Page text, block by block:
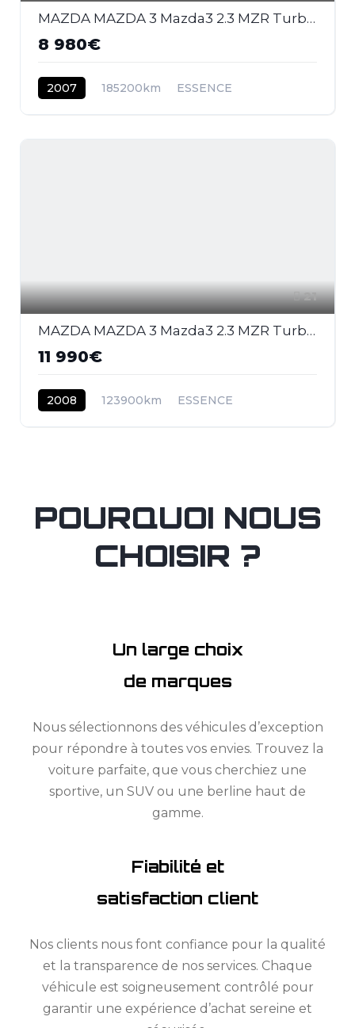
MAZDA MAZDA 3 Mazda3 2.3 MZR Turbo 2003 BERLINE MPS PHASE 2
8 980€
2007 185200km ESSENCE
21
MAZDA MAZDA 3 Mazda3 2.3 MZR Turbo 2003 BERLINE MPS PHASE 2
11 990€
2008 123900km ESSENCE
POURQUOI NOUS
CHOISIR ?
Un large choix
de marques
Nous sélectionnons des véhicules d’exception
pour répondre à toutes vos envies. Trouvez la
voiture parfaite, que vous cherchiez une
sportive, un SUV ou une berline haut de
gamme.
Fiabilité et
satisfaction client
Nos clients nous font confiance pour la qualité
et la transparence de nos services. Chaque
véhicule est soigneusement contrôlé pour
garantir une expérience d’achat sereine et